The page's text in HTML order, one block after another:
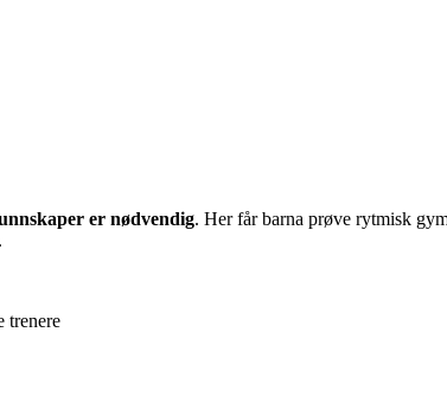
er nødvendig. Her får barna prøve rytmisk
trenere